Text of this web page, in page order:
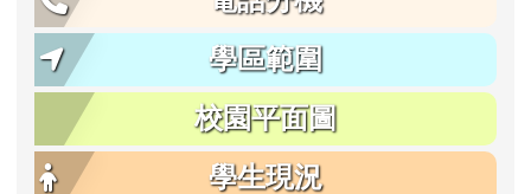
學區範圍
校園平面圖
學生現況